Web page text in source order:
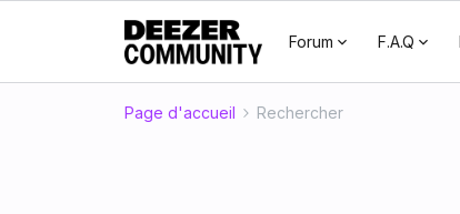
Forum F.A.Q
Page d'accueil Rechercher